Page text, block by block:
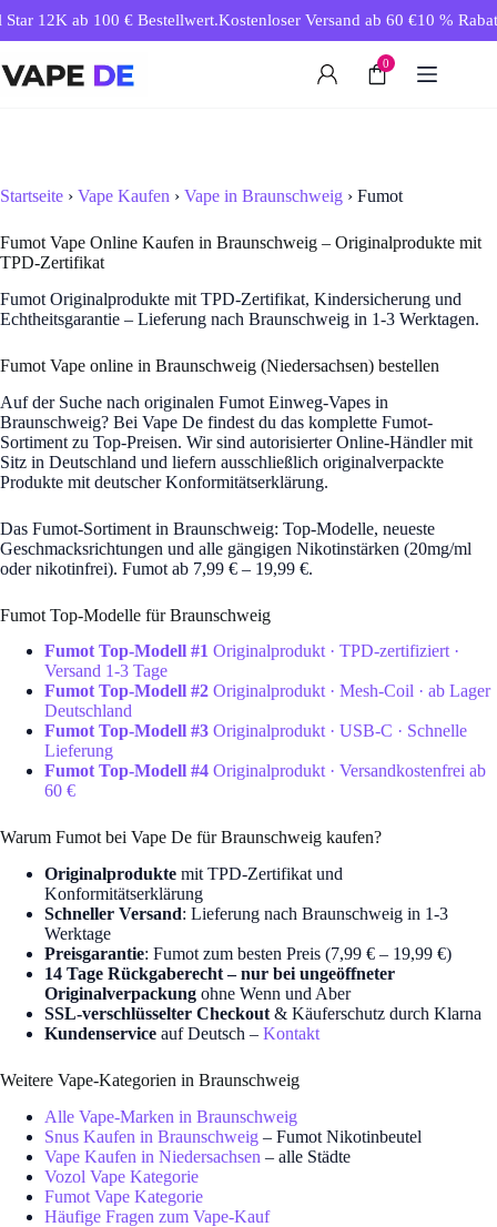
Inhalt12K ab 100 € Bestellwert.Kostenloser Versand ab 60 € 10 % Rabatt
0
Startseite › Vape Kaufen › Vape in Braunschweig › Fumot
Fumot Vape Online Kaufen in Braunschweig – Originalprodukte mit
TPD-Zertifikat
Fumot Originalprodukte mit TPD-Zertifikat, Kindersicherung und
Echtheitsgarantie – Lieferung nach Braunschweig in 1-3 Werktagen.
Fumot Vape online in Braunschweig (Niedersachsen) bestellen
Auf der Suche nach originalen Fumot Einweg-Vapes in
Braunschweig? Bei Vape De findest du das komplette Fumot-
Sortiment zu Top-Preisen. Wir sind autorisierter Online-Händler mit
Sitz in Deutschland und liefern ausschließlich originalverpackte
Produkte mit deutscher Konformitätserklärung.
Das Fumot-Sortiment in Braunschweig: Top-Modelle, neueste
Geschmacksrichtungen und alle gängigen Nikotinstärken (20mg/ml
oder nikotinfrei). Fumot ab 7,99 € – 19,99 €.
Fumot Top-Modelle für Braunschweig
Fumot Top-Modell #1 Originalprodukt · TPD-zertifiziert ·
Versand 1-3 Tage
Fumot Top-Modell #2 Originalprodukt · Mesh-Coil · ab Lager
Deutschland
Fumot Top-Modell #3 Originalprodukt · USB-C · Schnelle
Lieferung
Fumot Top-Modell #4 Originalprodukt · Versandkostenfrei ab
60 €
Warum Fumot bei Vape De für Braunschweig kaufen?
Originalprodukte mit TPD-Zertifikat und
Konformitätserklärung
Schneller Versand: Lieferung nach Braunschweig in 1-3
Werktage
Preisgarantie: Fumot zum besten Preis (7,99 € – 19,99 €)
14 Tage Rückgaberecht – nur bei ungeöffneter
Originalverpackung ohne Wenn und Aber
SSL-verschlüsselter Checkout & Käuferschutz durch Klarna
Kundenservice auf Deutsch – Kontakt
Weitere Vape-Kategorien in Braunschweig
Alle Vape-Marken in Braunschweig
Snus Kaufen in Braunschweig – Fumot Nikotinbeutel
Vape Kaufen in Niedersachsen – alle Städte
Vozol Vape Kategorie
Fumot Vape Kategorie
Häufige Fragen zum Vape-Kauf